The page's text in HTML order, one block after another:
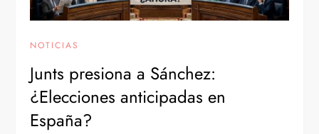
NOTICIAS
Junts presiona a Sánchez:
¿Elecciones anticipadas en
España?